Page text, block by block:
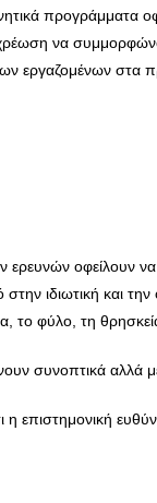
προγράμματα
να
εργαζομένων
ερευνών
ιδιωτική και
φύλο, τη
συνοπτικά αλλά
η επιστημονική